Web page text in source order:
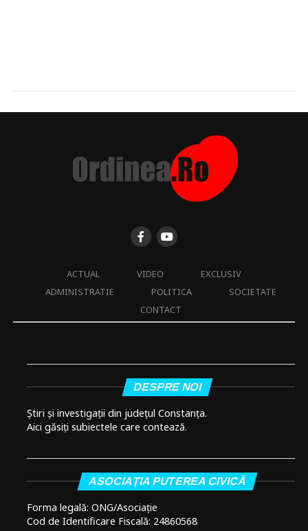
ACTUAL VIDEO
EXCLUSIV
ADMINISTRATIE
POLITICA
SOCIETATE
CONTACT
DESPRE NOI
Știri și investigații din județul Constanța.
Aici găsiți subiectele care contează.
ASOCIAȚIA PUTEREA CIVICĂ
Forma legală: ONG/Asociație
Cod de Identificare Fiscală: 24860568